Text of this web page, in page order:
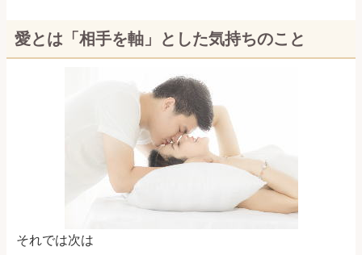
愛とは「相手を軸」とした気持ちのこと
それでは次は